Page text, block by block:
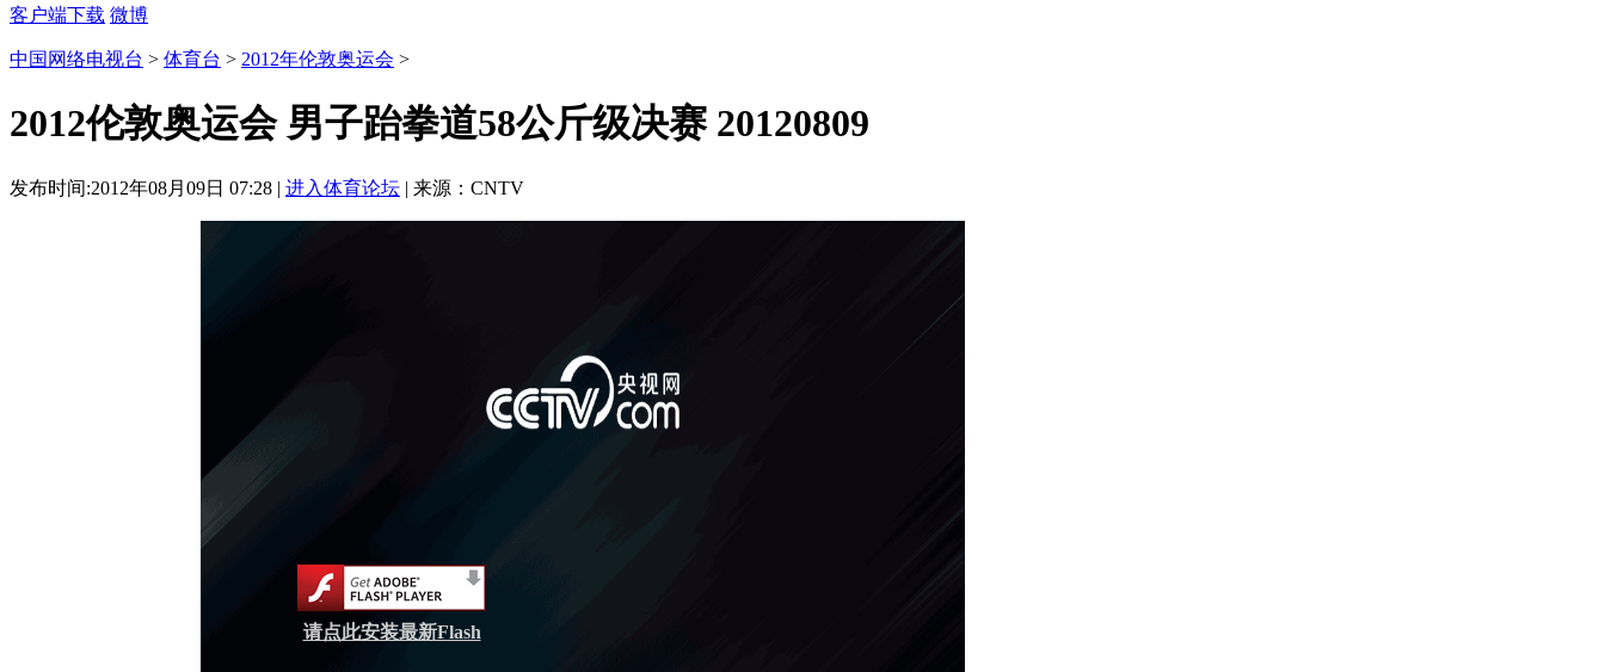
客户端下载 微博
中国网络电视台 > 体育台 > 2012年伦敦奥运会 >
2012伦敦奥运会 男子跆拳道58公斤级决赛 20120809
发布时间:2012年08月09日 07:28 | 进入体育论坛 | 来源：CNTV
请点此安装最新Flash